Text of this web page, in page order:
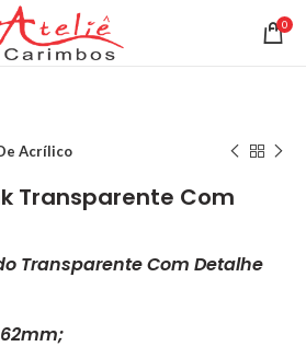
0
Acrílico
Transparente Com
Transparente Com Detalhe